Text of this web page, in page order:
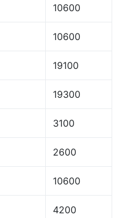
10600
10600
19100
19300
3100
2600
10600
4200